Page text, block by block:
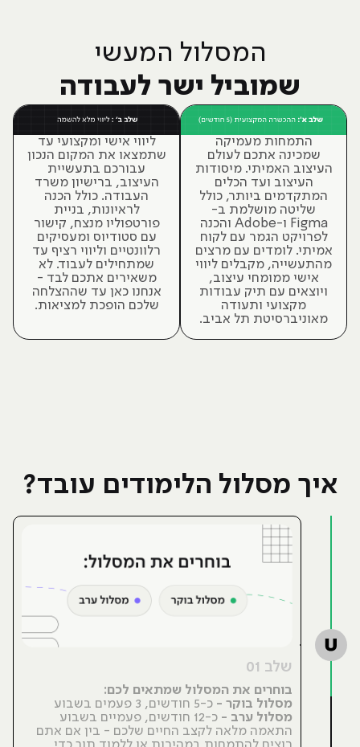
המסלול המעשי
שמוביל ישר לעבודה
התמחות מעמיקה
שמכינה אתכם לעולם
העיצוב האמיתי. מיסודות
העיצוב ועד הכלים
המתקדמים ביותר, כולל
שליטה מושלמת ב-
Figma ו-Adobe והכנה
לפרויקט הגמר עם לקוח
אמיתי. לומדים עם מרצים
מהתעשייה, מקבלים ליווי
אישי ממומחי עיצוב,
ויוצאים עם תיק עבודות
מקצועי ותעודה
מאוניברסיטת תל אביב.
ליווי אישי ומקצועי עד
שתמצאו את המקום הנכון
עבורכם בתעשיית
העיצוב, ברישיון משרד
העבודה. כולל הכנה
לראיונות, בניית
פורטפוליו מנצח, קישור
עם סטודיוס ומעסיקים
רלוונטיים וליווי רציף עד
שמתחילים לעבוד. לא
משאירים אתכם לבד -
אנחנו כאן עד שההצלחה
שלכם הופכת למציאות.
איך מסלול הלימודים עובד?
שלב 01
בוחרים את המסלול שמתאים לכם:
מסלול בוקר - כ-5 חודשים, 3 פעמים בשבוע
מסלול ערב -
כ-12 חודשים, פעמיים בשבוע
התאמה מלאה לקצב החיים שלכם - בין אם אתם